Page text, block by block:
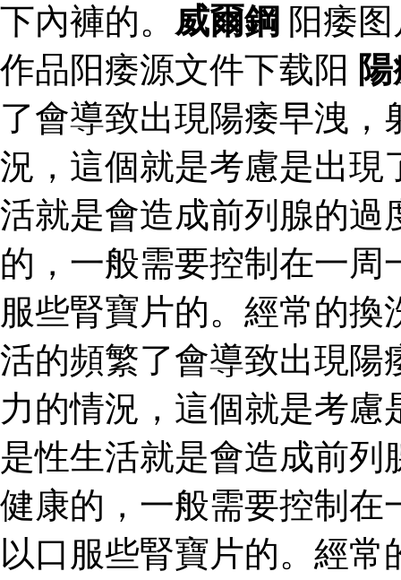
下內褲的。 威爾鋼 阳痿
作品阳痿源文件下载阳
了會導致出現陽痿早洩
況，這個就是考慮是出現
活就是會造成前列腺的過
的，一般需要控制在一
服些腎寶片的。經常的
活的頻繁了會導致出現陽
力的情況，這個就是考
是性生活就是會造成前
健康的，一般需要控制在
以口服些腎寶片的。經